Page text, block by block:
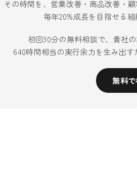
その時間を、営業改善・商品改善・
毎年20%成長を目指せる
初回30分の無料相談で、貴社
640時間相当の実行余力を生み出す
無料